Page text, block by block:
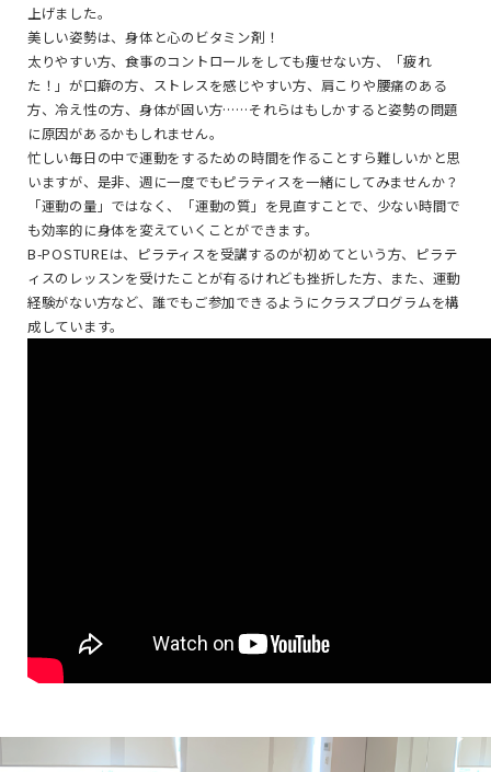
上げました。
美しい姿勢は、身体と心のビタミン剤！
太りやすい方、食事のコントロールをしても痩せない方、「疲れ
た！」が口癖の方、ストレスを感じやすい方、肩こりや腰痛のある
方、冷え性の方、身体が固い方……それらはもしかすると姿勢の問題
に原因があるかもしれません。
忙しい毎日の中で運動をするための時間を作ることすら難しいかと思
いますが、是非、週に一度でもピラティスを一緒にしてみませんか？
「運動の量」ではなく、「運動の質」を見直すことで、少ない時間で
も効率的に身体を変えていくことができます。
B-POSTUREは、ピラティスを受講するのが初めてという方、ピラテ
ィスのレッスンを受けたことが有るけれども挫折した方、また、運動
経験がない方など、誰でもご参加できるようにクラスプログラムを構
成しています。